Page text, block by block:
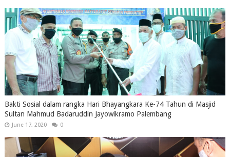
Bakti Sosial dalam rangka Hari Bhayangkara Ke-74 Tahun di Masjid
Sultan Mahmud Badaruddin Jayowikramo Palembang
June 17, 2020 0